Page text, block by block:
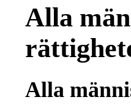
Alla
Alla